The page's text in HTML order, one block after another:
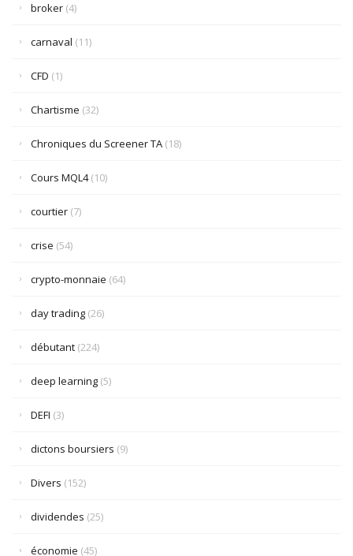
broker (4)
carnaval (11)
CFD (1)
Chartisme (32)
Chroniques du Screener TA (18)
Cours MQL4(10)
courtier (7)
crise (54)
crypto-monnaie (64)
day trading (26)
débutant (224)
deep learning (5)
DEFI (3)
dictons boursiers (9)
Divers (152)
dividendes (25)
économie (45)